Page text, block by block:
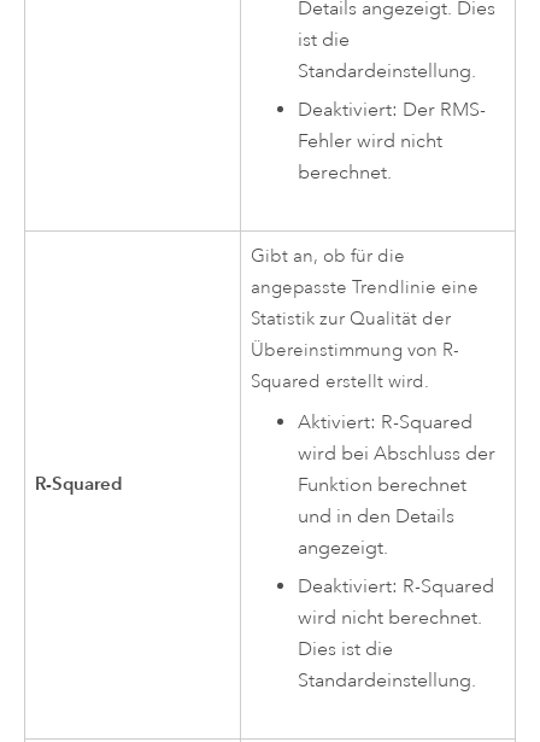
Details angezeigt. Dies
ist die
Standardeinstellung.
Deaktiviert: Der RMS-
Fehler wird nicht
berechnet.
R-Squared
Gibt an, ob für die
angepasste Trendlinie eine
Statistik zur Qualität der
Übereinstimmung von R-
Squared erstellt wird.
Aktiviert: R-Squared
wird bei Abschluss der
Funktion berechnet
und in den Details
angezeigt.
Deaktiviert: R-Squared
wird nicht berechnet.
Dies ist die
Standardeinstellung.